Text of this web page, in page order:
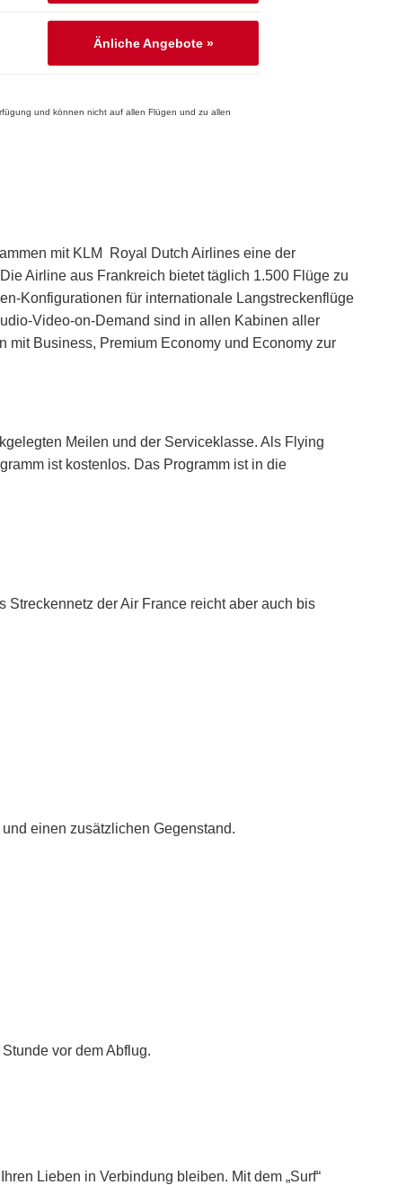
Änliche Angebote »
und können nicht auf allen Flügen und zu allen
mit KLM Royal Dutch Airlines eine der
Airline aus Frankreich bietet täglich 1.500 Flüge zu
Konfigurationen für internationale Langstreckenflüge
Video-on-Demand sind in allen Kabinen aller
mit Business, Premium Economy und Economy zur
Meilen und der Serviceklasse. Als Flying
ist kostenlos. Das Programm ist in die
der Air France reicht aber auch bis
einen zusätzlichen Gegenstand.
vor dem Abflug.
Lieben in Verbindung bleiben. Mit dem „Surf“